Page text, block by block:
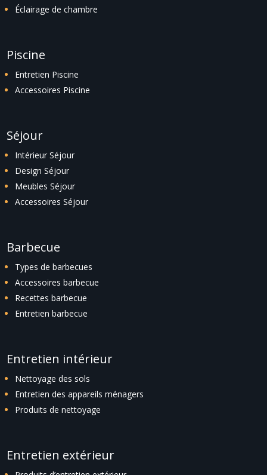
Éclairage de chambre
Piscine
Entretien Piscine
Accessoires Piscine
Séjour
Intérieur Séjour
Design Séjour
Meubles Séjour
Accessoires Séjour
Barbecue
Types de barbecues
Accessoires barbecue
Recettes barbecue
Entretien barbecue
Entretien intérieur
Nettoyage des sols
Entretien des appareils ménagers
Produits de nettoyage
Entretien extérieur